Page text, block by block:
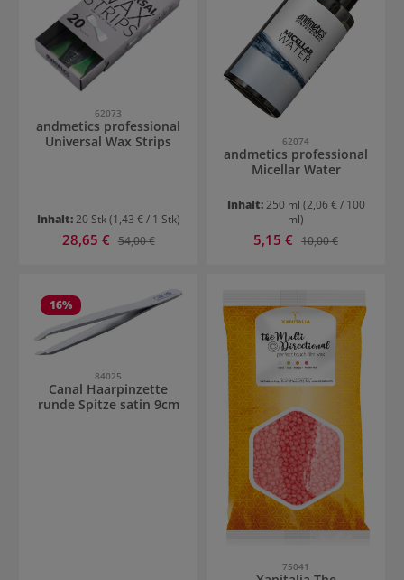
62073
andmetics professional
Universal Wax Strips
Inhalt:20 Stk(1,43 € / 1 Stk)
Verkaufspreis:
28,65 € Regulärer Preis:
54,00 €
62074
andmetics professional
Micellar Water
Inhalt:250 ml (2,06 € / 100
ml)
Verkaufspreis:
5,15 € Regulärer Preis:
10,00 €
16%
84025
Canal Haarpinzette
runde Spitze satin 9cm
75041